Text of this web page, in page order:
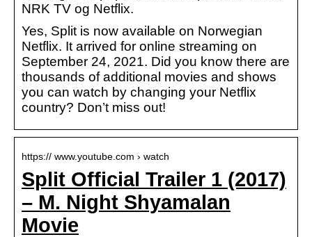
NRK TV og Netflix.
Yes, Split is now available on Norwegian
Netflix. It arrived for online streaming on
September 24, 2021. Did you know there are
thousands of additional movies and shows
you can watch by changing your Netflix
country? Don’t miss out!
https:// www.youtube.com › watch
Split Official Trailer 1 (2017)
– M. Night Shyamalan
Movie